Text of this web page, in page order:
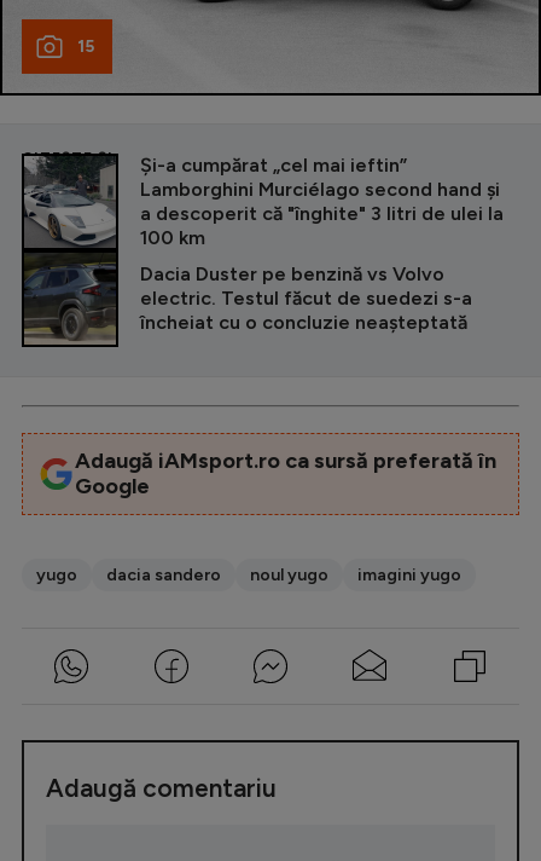
15
CITEȘTE ȘI
Și-a cumpărat „cel mai ieftin”
Lamborghini Murciélago second hand și
a descoperit că "înghite" 3 litri de ulei la
100 km
Dacia Duster pe benzină vs Volvo
electric. Testul făcut de suedezi s-a
încheiat cu o concluzie neașteptată
Adaugă iAMsport.ro ca sursă preferată în
Google
yugo dacia sandero noul yugo imagini yugo
Adaugă comentariu